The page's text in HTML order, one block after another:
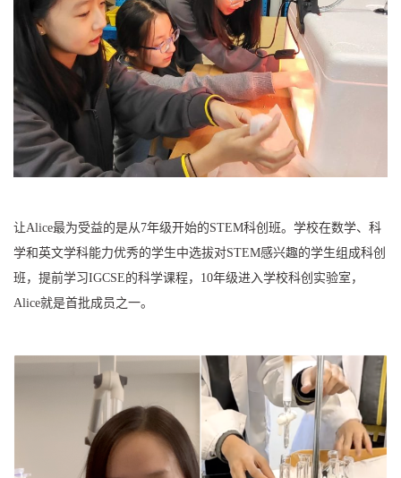
让Alice最为受益的是从7年级开始的STEM科创班。学校在数学、科
学和英文学科能力优秀的学生中选拔对STEM感兴趣的学生组成科创
班，提前学习IGCSE的科学课程，10年级进入学校科创实验室，
Alice就是首批成员之一。